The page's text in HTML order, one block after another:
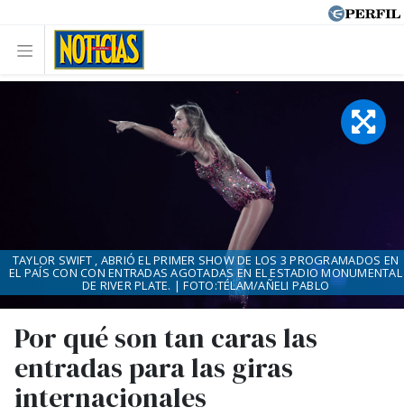
Por qué son tan caras las
entradas para las giras
internacionales
TAYLOR SWIFT , ABRIÓ EL PRIMER SHOW DE LOS 3 PROGRAMADOS EN
EL PAÍS CON CON ENTRADAS AGOTADAS EN EL ESTADIO MONUMENTAL
DE RIVER PLATE. | FOTO:TÉLAM/AÑELI PABLO